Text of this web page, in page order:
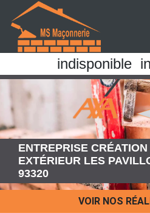
indisponible
ENTREPRISE
EXTÉRIEUR LES
93320
VOIR NOS